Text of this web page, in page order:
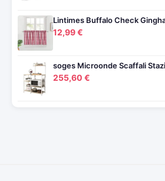
Lintimes Buffalo Check
12,99 €
soges Microonde Scaffali
255,60 €